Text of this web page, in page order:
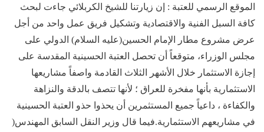
الموقع الرسمي للعتبة : إن زيارتنا للشيخ الكربلائي جاءت لبحث
كافة السبل الفنية والاقتصادية وتشكيل فريق عمل واحد من أجل
عرض مشروع مطار الإمام الحسين(عليه السلام) الدولي على
مجلس الوزراء، متوقعاً أن تحصل العتبة الحسينية المقدسة على
إجازة الاستثمار خلال الأشهر الثلاث القادمة واصفاً مشاريعها
الاستثمارية بأنها مفخرة للعراق ؛ لأنها تتصف بالدقة والنزاهة
والكفاءة ، داعياً جميع المستثمرين أن يحذوا حذو العتبة الحسينية
في مشاريعهم الاستثمارية.فيما قال وزير النقل السابق المهندس(